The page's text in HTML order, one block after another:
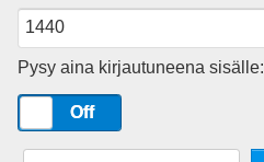
Pysy aina kirjautuneena sisälle:
Off